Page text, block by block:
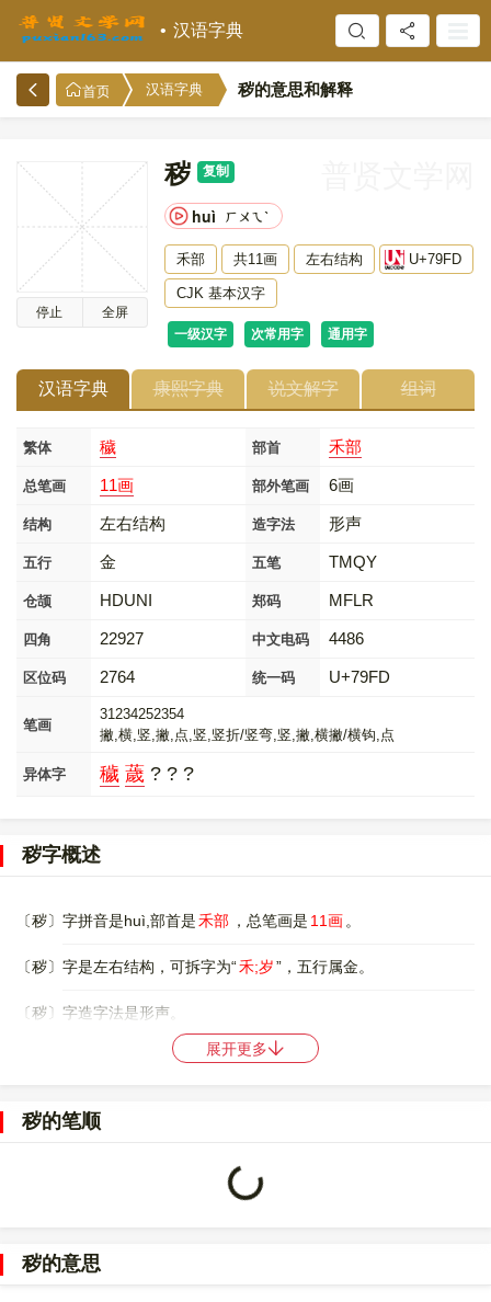
汉语字典
首页 汉语字典 秽的意思和解释
停止 全屏
秽 复制
huì ㄏㄨㄟˋ
禾部 共11画 左右结构 U+79FD
CJK 基本汉字
一级汉字 次常用字 通用字
汉语字典 康熙字典 说文解字 组词
繁体 穢 部首 禾部
总笔画 11画 部外笔画 6画
结构 左右结构 造字法 形声
五行 金 五笔 TMQY
仓颉 HDUNI 郑码 MFLR
四角 22927 中文电码 4486
区位码 2764 统一码 U+79FD
笔画
31234252354
撇,横,竖,撇,点,竖,竖折/竖弯,竖,撇,横撇/横钩,点
异体字 穢 薉 ? ? ?
秽字概述
〔秽〕字拼音是huì,部首是禾部 ，总笔画是 11画 。
〔秽〕字是左右结构，可拆字为“禾;岁”，五行属金。
〔秽〕字造字法是形声。
HDUNI，五笔是TMQY，四角号码是
〔秽〕字的UNICODE是
000079FD，UTF-8：E7 A7 BD。
〔秽〕字的异体字是
展开更多
秽的笔顺
Loading...
秽的意思